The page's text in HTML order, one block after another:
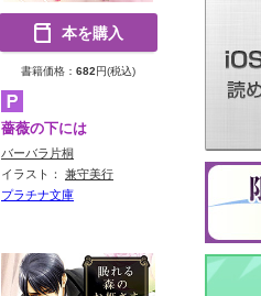
本を購入
書籍価格： 682円(税込)
薔薇の下には
バーバラ片桐
イラスト： 兼守美行
プラチナ文庫